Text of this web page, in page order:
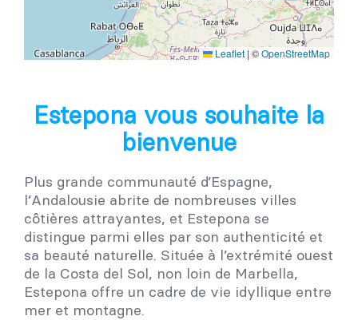
Leaflet | ©OpenStreetMap
Estepona vous souhaite la
bienvenue
Plus grande communauté d’Espagne,
l’Andalousie abrite de nombreuses villes
côtières attrayantes, et Estepona se
distingue parmi elles par son authenticité et
sa beauté naturelle. Située à l’extrémité ouest
de la Costa del Sol, non loin de Marbella,
Estepona offre un cadre de vie idyllique entre
mer et montagne.